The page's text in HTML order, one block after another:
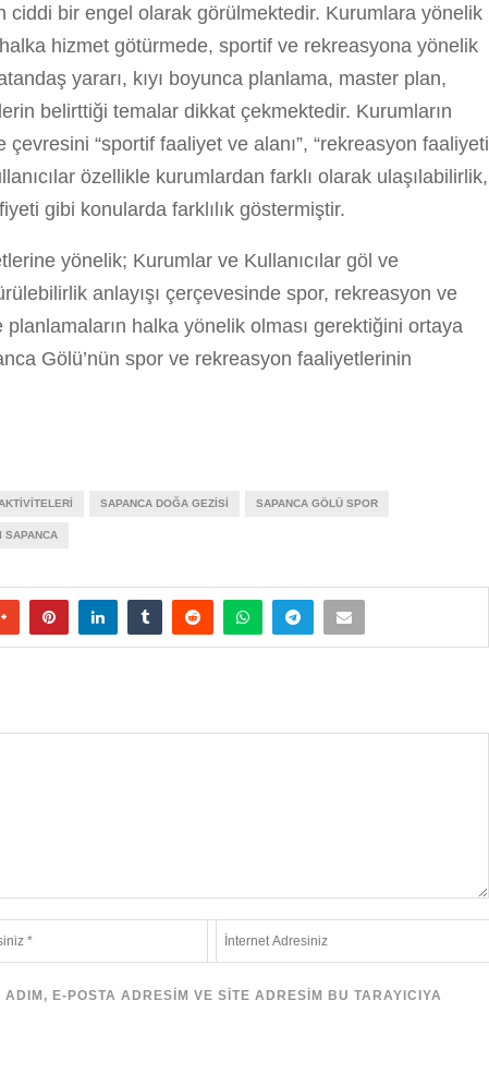
ciddi bir engel olarak görülmektedir. Kurumlara yönelik
hizmet götürmede, sportif ve rekreasyona yönelik
yararı, kıyı boyunca planlama, master plan,
belirttiği temalar dikkat çekmektedir. Kurumların
“sportif faaliyet ve alanı”, “rekreasyon faaliyeti
özellikle kurumlardan farklı olarak ulaşılabilirlik,
gibi konularda farklılık göstermiştir.
yönelik; Kurumlar ve Kullanıcılar göl ve
anlayışı çerçevesinde spor, rekreasyon ve
halka yönelik olması gerektiğini ortaya
Gölü’nün spor ve rekreasyon faaliyetlerinin
SAPANCA DOĞA GEZISI SAPANCA GÖLÜ SPOR
SAPANCA
E-POSTA ADRESIM VE SITE ADRESIM BU TARAYICIYA